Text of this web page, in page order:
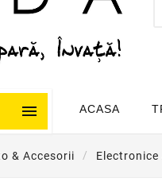
 ACASA
& Accesorii Electronice